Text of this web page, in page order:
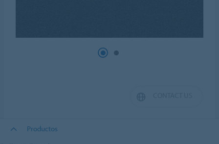
Productos